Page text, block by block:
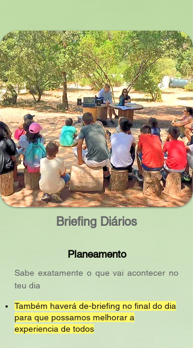
Briefing Diários
Planeamento
Sabe exatamente o que vai acontecer no
teu dia
Também haverá de-briefing no final do dia
para que possamos melhorar a
experiencia de todos